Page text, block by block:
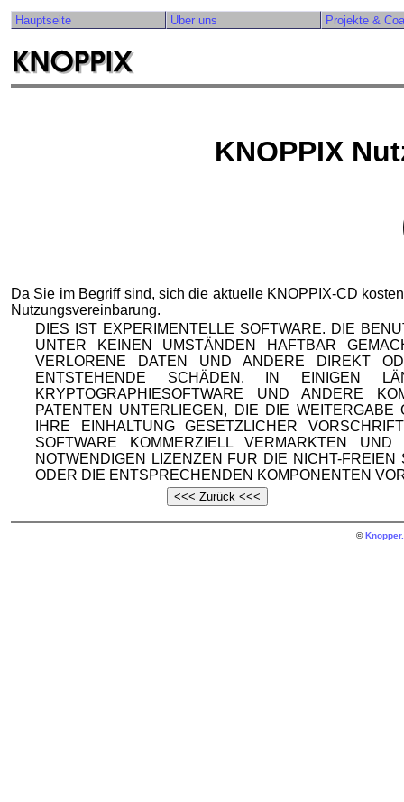
Hauptseite Über uns Projekte &
KNOPPIX
Da Sie im Begriff sind, sich die aktuelle KNOPPIX-CD
Nutzungsvereinbarung.
DIES IST EXPERIMENTELLE SOFTWARE. DIE
UNTER KEINEN UMSTÄNDEN HAFTBAR
VERLORENE DATEN UND ANDERE DIREKT
ENTSTEHENDE SCHÄDEN. IN EINIGEN
KRYPTOGRAPHIESOFTWARE UND ANDERE
PATENTEN UNTERLIEGEN, DIE DIE
IHRE EINHALTUNG GESETZLICHER
SOFTWARE KOMMERZIELL VERMARKTEN
NOTWENDIGEN LIZENZEN FUR DIE NICHT-
ODER DIE ENTSPRECHENDEN KOMPONENTEN
©